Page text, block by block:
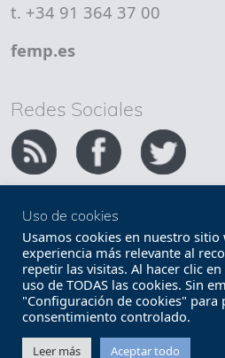
t. +34 91 364 37 00
femp.es
Redes Sociales
Copyright FEMP
Términos legales
Términos y condiciones
Uso de cookies
Usamos cookies en nuestro
experiencia más relevante al
repetir las visitas. Al hacer clic
uso de TODAS las cookies. Sin
"Configuración de cookies"
consentimiento controlado.
Leer más Aceptar todo